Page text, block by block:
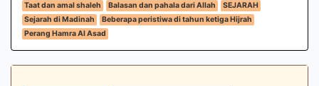
Taat dan amal shaleh
Balasan dan pahala dari Allah
SEJARAH
Sejarah di Madinah
Beberapa peristiwa di tahun ketiga Hijrah
Perang Hamra Al Asad